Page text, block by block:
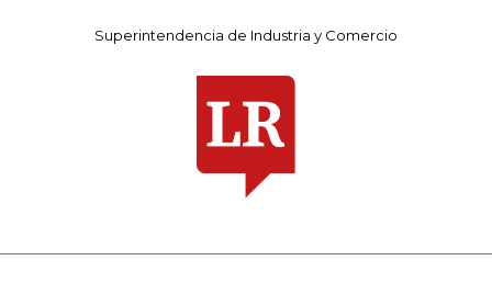
Superintendencia de Industria y Comercio